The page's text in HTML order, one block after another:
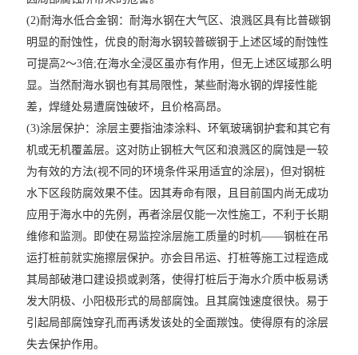
(2)耐海水低合金钢：耐海水钢在大气区、浪溅区具有比普碳钢
明显的耐蚀性，优良的耐海水钢较普碳钢于上述区域的耐蚀性
可提高2～3倍;在海水全浸区虽亦有作用，但无上述区域那么明
显。当然耐海水钢也有其局限性，某些耐海水钢的焊接性能
差，焊缝处易遭腐蚀破坏，且价格高昂。
(3)涂层保护：涂层主要指油漆涂料、环氧玻璃钢护套和其它有
机或无机覆盖层。这对防止钢桩大气区和浪溅区的腐蚀是一较
为有效的方法(视不同的环境条件采用适宜的涂层)，但对钢桩
水下区段防腐效果不佳。因其寿命有限，且目前国内尚无成功
应用于海水中的先例，再者涂层仅能一次性施工，不利于长期
维修和监测。即使在易监控涂层施工质量的时机——钢桩在吊
运打桩前就实施擦层保护。亦会目吊运、打桩等施工过程造成
其局部破港口建设损或剥落，使得打桩后于海水介质中板易诱
发大阴极、小阳极形式的局部腐蚀。且其腐蚀速度很快。易于
引起局部腐蚀穿孔而再诱发该处的全面羰蚀。使得原有的涂层
失去保护作用。